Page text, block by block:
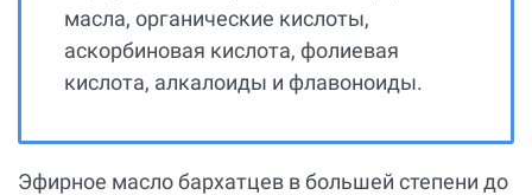
масла, органические кислоты,
аскорбиновая кислота, фолиевая
кислота, алкалоиды и флавоноиды.
Эфирное масло бархатцев в большей степени до